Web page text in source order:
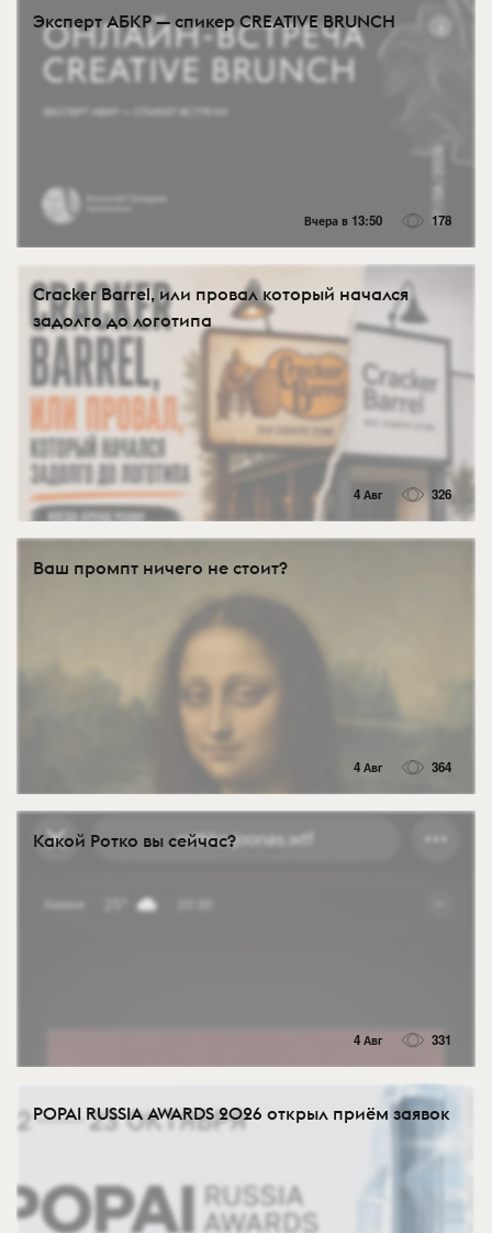
Эксперт АБКР — спикер CREATIVE BRUNCH
Вчера в 13:50 178
Cracker Barrel, или провал который начался
задолго до логотипа
4 Авг 326
Ваш промпт ничего не стоит?
4 Авг 364
Какой Ротко вы сейчас?
4 Авг 331
POPAI RUSSIA AWARDS 2026 открыл приём заявок